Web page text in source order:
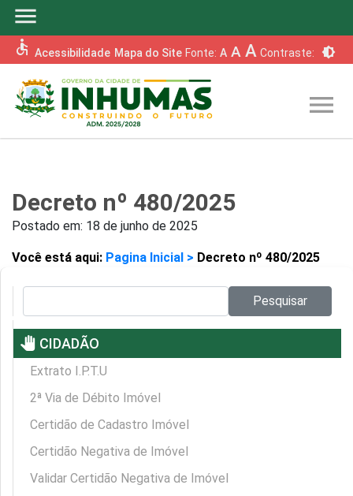
menu
accessible Acessibilidade Mapa do Site Fonte: A A A Contraste: brightness_6
menu
Decreto nº 480/2025
Postado em: 18 de junho de 2025
Você está aqui: Pagina Inicial > Decreto nº 480/2025
Pesquisar
pan_tool CIDADÃO
Extrato I.P.T.U
2ª Via de Débito Imóvel
Certidão de Cadastro Imóvel
Certidão Negativa de Imóvel
Validar Certidão Negativa de Imóvel